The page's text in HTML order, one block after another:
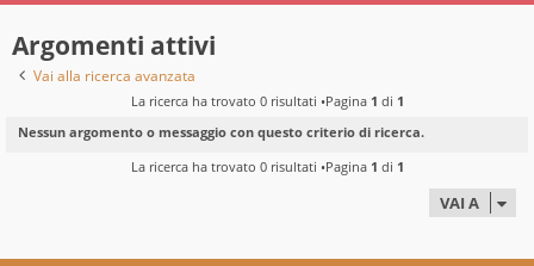
Argomenti attivi
Vai alla ricerca avanzata
La ricerca ha trovato 0 risultati •Pagina 1 di 1
Nessun argomento o messaggio con questo criterio di ricerca.
La ricerca ha trovato 0 risultati •Pagina 1 di 1
VAI A